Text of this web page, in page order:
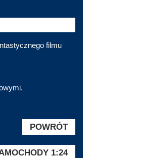
filmu
POWRÓT
1:24